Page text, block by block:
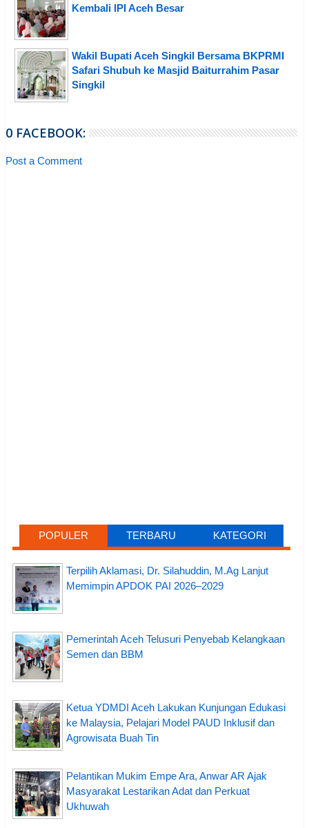
Kembali IPI Aceh Besar
Wakil Bupati Aceh Singkil Bersama BKPRMI
Safari Shubuh ke Masjid Baiturrahim Pasar
Singkil
0 FACEBOOK:
Post a Comment
POPULER TERBARU KATEGORI
Terpilih Aklamasi, Dr. Silahuddin, M.Ag Lanjut
Memimpin APDOK PAI 2026–2029
Pemerintah Aceh Telusuri Penyebab Kelangkaan
Semen dan BBM
Ketua YDMDI Aceh Lakukan Kunjungan Edukasi
ke Malaysia, Pelajari Model PAUD Inklusif dan
Agrowisata Buah Tin
Pelantikan Mukim Empe Ara, Anwar AR Ajak
Masyarakat Lestarikan Adat dan Perkuat
Ukhuwah